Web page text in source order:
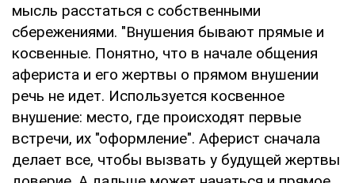
мысль расстаться с собственными
сбережениями. "Внушения бывают прямые и
косвенные. Понятно, что в начале общения
афериста и его жертвы о прямом внушении
речь не идет. Используется косвенное
внушение: место, где происходят первые
встречи, их "оформление". Аферист сначала
делает все, чтобы вызвать у будущей жертвы